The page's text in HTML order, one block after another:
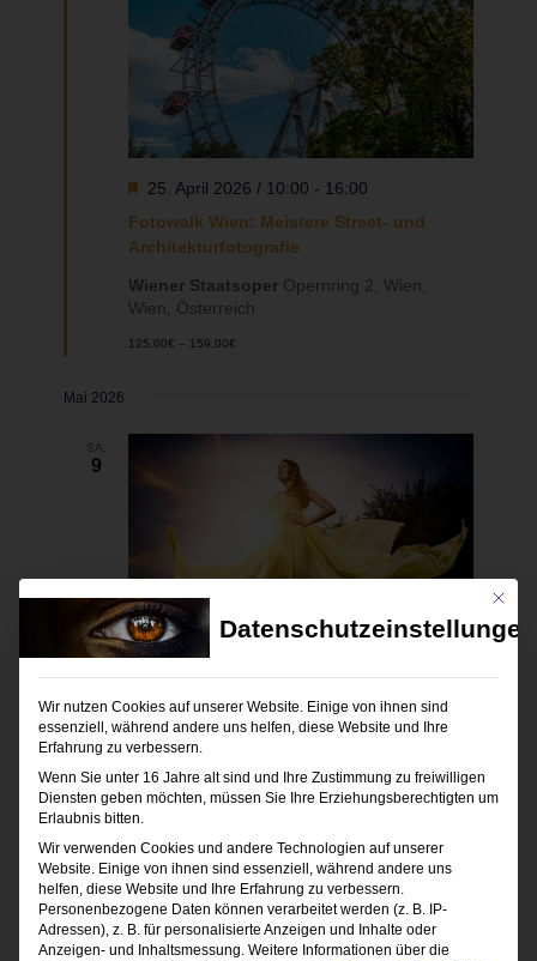
Fotowalk Wien: Meistere Street- und
Architekturfotografie
Hervorgehoben
25. April 2026 / 10:00 - 16:00
Wiener Staatsoper Opernring 2, Wien,
Wien, Österreich
125,00€ – 159,00€
Mai 2026
SA.
9
Outdoor Blitzen
1, Andorf, Oberösterreich, Österreich
149,00€ – 169,00€
Vorherige Veranstaltungen
Heute
Nächste
Mit
Datenschutzeinstellungen
Wir nutzen Cookies auf unserer Website. Einige von ihnen sind
essenziell, während andere uns helfen, diese Website und Ihre
Erfahrung zu verbessern.
Wenn Sie unter 16 Jahre alt sind und Ihre Zustimmung zu freiwilligen
Diensten geben möchten, müssen Sie Ihre Erziehungsberechtigten um
Erlaubnis bitten.
Wir verwenden Cookies und andere Technologien auf unserer
Website. Einige von ihnen sind essenziell, während andere uns
helfen, diese Website und Ihre Erfahrung zu verbessern.
Personenbezogene Daten können verarbeitet werden (z. B. IP-
Adressen), z. B. für personalisierte Anzeigen und Inhalte oder
Anzeigen- und Inhaltsmessung. Weitere Informationen über die